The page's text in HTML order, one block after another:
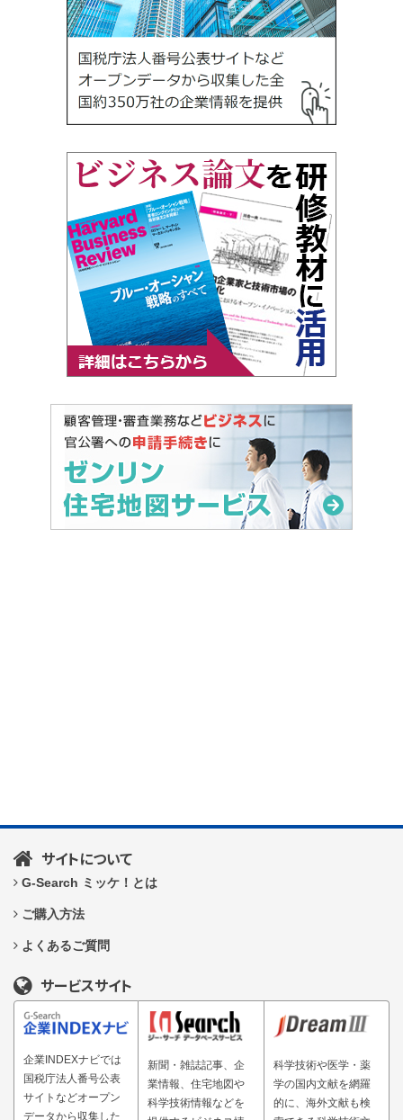
サイトについて
G-Search ミッケ！とは
ご購入方法
よくあるご質問
サービスサイト
企業INDEXナビでは
国税庁法人番号公表
サイトなどオープン
データから収集した
新聞・雑誌記事、企
業情報、住宅地図や
科学技術情報などを
科学技術や医学・薬
学の国内文献を網羅
的に、海外文献も検